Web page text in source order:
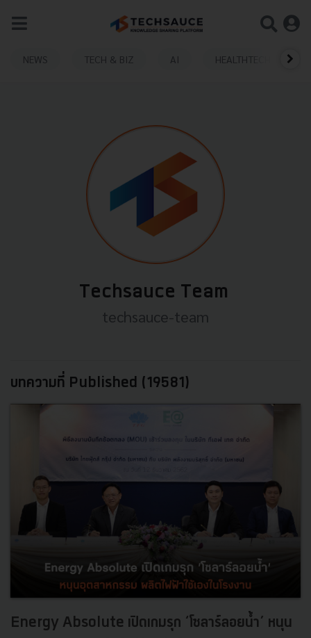
NEWS TECH & BIZ AI HEALTHTECH
Techsauce Team
techsauce-team
บทความที่ Published (19581)
Energy Absolute เปิดเกมรุก ‘โซลาร์ลอยน้ำ’ หนุน